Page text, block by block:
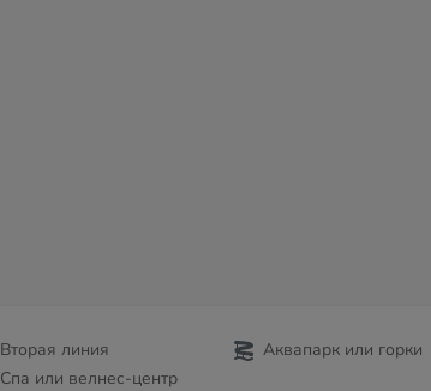
Вторая линия
Аквапарк или горки
Спа или велнес-центр